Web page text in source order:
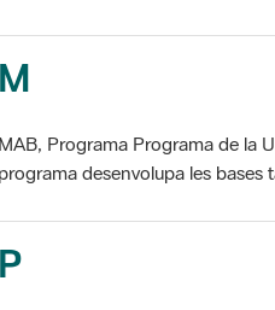
M
MAB, Programa Programa de la
programa desenvolupa les bases
P